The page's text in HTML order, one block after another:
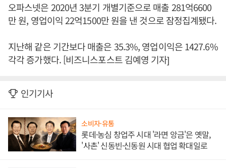
오파스넷은 2020년 3분기 개별기준으로 매출 281억6600
만 원, 영업이익 22억1500만 원을 낸 것으로 잠정집계됐다.
지난해 같은 기간보다 매출은 35.3%, 영업이익은 1427.6%
각각 증가했다. [비즈니스포스트 김예영 기자]
인기기사
소비자·유통
롯데·농심 창업주 시대 '라면 앙금'은 옛말,
'사촌' 신동빈·신동원 시대 협업 확대일로